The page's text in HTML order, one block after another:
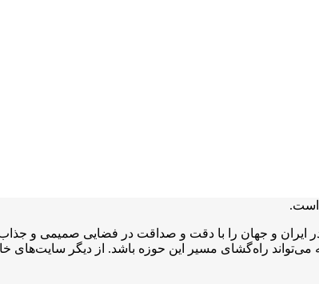
است.
و جهان را با دقت و صداقت در فضایی صمیمی و جذاب
راه‌گشای مسیر این حوزه باشد. از دیگر سایت‌های